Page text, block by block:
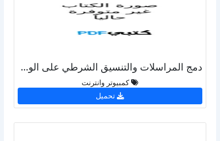
دمج المراسلات والتنسيق الشرطي على الوورد
كمبيوتر وانترنت
تحميل